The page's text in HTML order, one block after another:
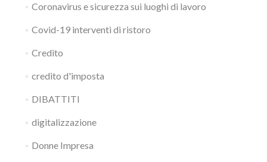
Coronavirus e sicurezza sui luoghi di lavoro
Covid-19 interventi di ristoro
Credito
credito d'imposta
DIBATTITI
digitalizzazione
Donne Impresa